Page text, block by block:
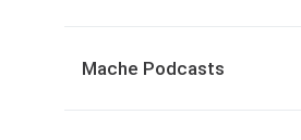
Mache Podcasts